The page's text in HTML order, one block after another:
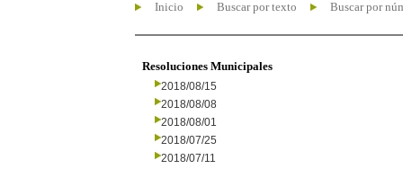
Inicio Buscar por texto Buscar por
Resoluciones Municipales
2018/08/15
2018/08/08
2018/08/01
2018/07/25
2018/07/11